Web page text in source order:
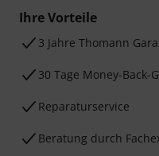
Ihre Vorteile
3 Jahre Thomann
30 Tage Money-Back-
Reparaturservice
Beratung durch